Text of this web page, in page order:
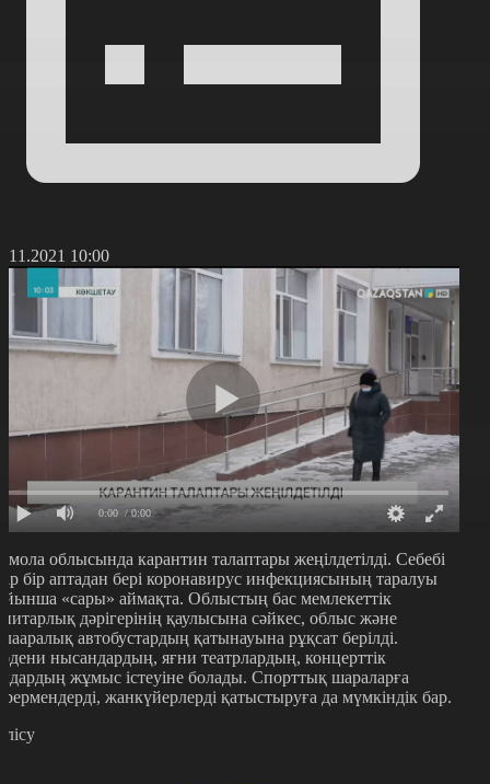
10:00
0:00 / 0:00
облысында карантин талаптары жеңілдетілді. Себебі
бір аптадан бері коронавирус инфекциясының таралуы
«сары» аймақта. Облыстың бас мемлекеттік
дәрігерінің қаулысына сәйкес, облыс және
автобустардың қатынауына рұқсат берілді.
нысандардың, яғни театрлардың, концерттік
жұмыс істеуіне болады. Спорттық шараларға
жанкүйерлерді қатыстыруға да мүмкіндік бар.